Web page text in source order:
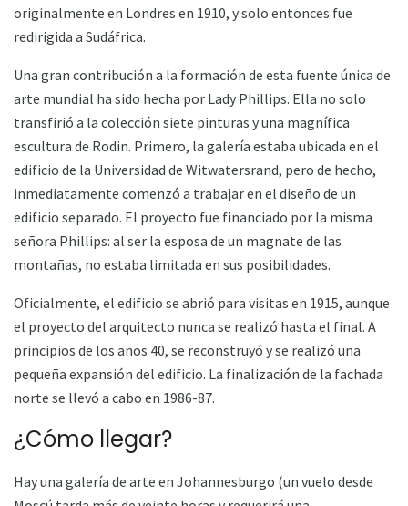
originalmente en Londres en 1910, y solo entonces fue
redirigida a Sudáfrica.
Una gran contribución a la formación de esta fuente única de
arte mundial ha sido hecha por Lady Phillips. Ella no solo
transfirió a la colección siete pinturas y una magnífica
escultura de Rodin. Primero, la galería estaba ubicada en el
edificio de la Universidad de Witwatersrand, pero de hecho,
inmediatamente comenzó a trabajar en el diseño de un
edificio separado. El proyecto fue financiado por la misma
señora Phillips: al ser la esposa de un magnate de las
montañas, no estaba limitada en sus posibilidades.
Oficialmente, el edificio se abrió para visitas en 1915, aunque
el proyecto del arquitecto nunca se realizó hasta el final. A
principios de los años 40, se reconstruyó y se realizó una
pequeña expansión del edificio. La finalización de la fachada
norte se llevó a cabo en 1986-87.
¿Cómo llegar?
Hay una galería de arte en Johannesburgo (un vuelo desde